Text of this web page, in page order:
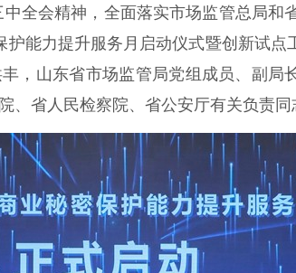
全会精神，全面落实市场监管总局和
护能力提升服务月启动仪式暨创新试点
，山东省市场监管局党组成员、副局
、省人民检察院、省公安厅有关负责同